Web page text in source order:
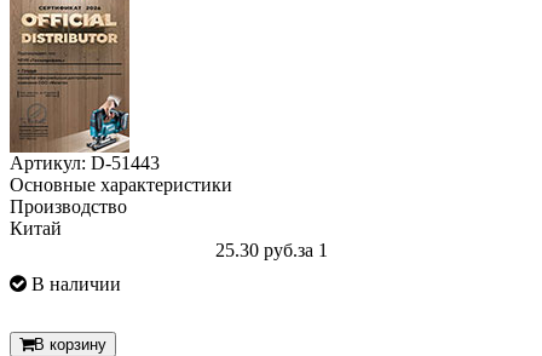
Артикул: D-51443
Основные характеристики
Производство
Китай
25.30 руб.за 1
В наличии
В корзину